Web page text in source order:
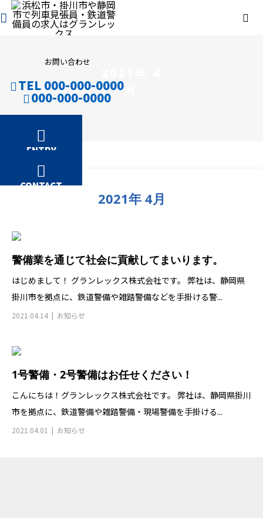
お問い合わせ
TEL 000-000-0000
000-000-0000
ENTRY
CONTACT
2021年 4月
警備業を通じて社会に貢献してまいります。
はじめまして！ グランレックス株式会社です。 弊社は、静岡県
掛川市を拠点に、鉄道警備や雑踏警備などを手掛ける警...
2021.04.14 お知らせ
1号警備・2号警備はお任せください！
こんにちは！グランレックス株式会社です。 弊社は、静岡県掛川
市を拠点に、鉄道警備や雑踏警備・現場警備を手掛ける...
2021.04.01 お知らせ